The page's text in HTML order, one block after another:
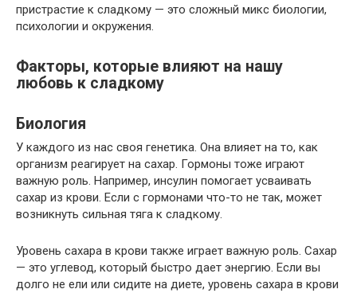
пристрастие к сладкому — это сложный микс биологии,
психологии и окружения.
Факторы, которые влияют на нашу
любовь к сладкому
Биология
У каждого из нас своя генетика. Она влияет на то, как
организм реагирует на сахар. Гормоны тоже играют
важную роль. Например, инсулин помогает усваивать
сахар из крови. Если с гормонами что-то не так, может
возникнуть сильная тяга к сладкому.
Уровень сахара в крови также играет важную роль. Сахар
— это углевод, который быстро дает энергию. Если вы
долго не ели или сидите на диете, уровень сахара в крови